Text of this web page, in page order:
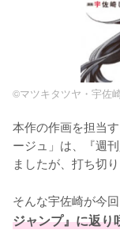
©マツキタツヤ・宇佐
本作の作画を担当
ージュ」は、『週
ましたが、打ち切
そんな宇佐崎が今回
ジャンプ』に返り